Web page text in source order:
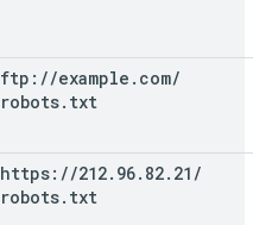
ftp: //example . com/
robots. txt
https: //212. 96. 82. 21 /
robots. txt